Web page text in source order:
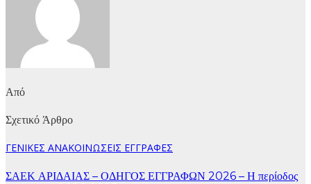
Από
Σχετικό Άρθρο
ΓΕΝΙΚΕΣ ΑΝΑΚΟΙΝΩΣΕΙΣ ΕΓΓΡΑΦΕΣ
ΣΑΕΚ ΑΡΙΔΑΙΑΣ – ΟΔΗΓΟΣ ΕΓΓΡΑΦΩΝ 2026 – Η περίοδος